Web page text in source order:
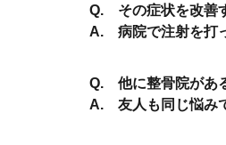
Q. その症状を改善
A. 病院で注射を打
Q. 他に整骨院があ
A. 友人も同じ悩み